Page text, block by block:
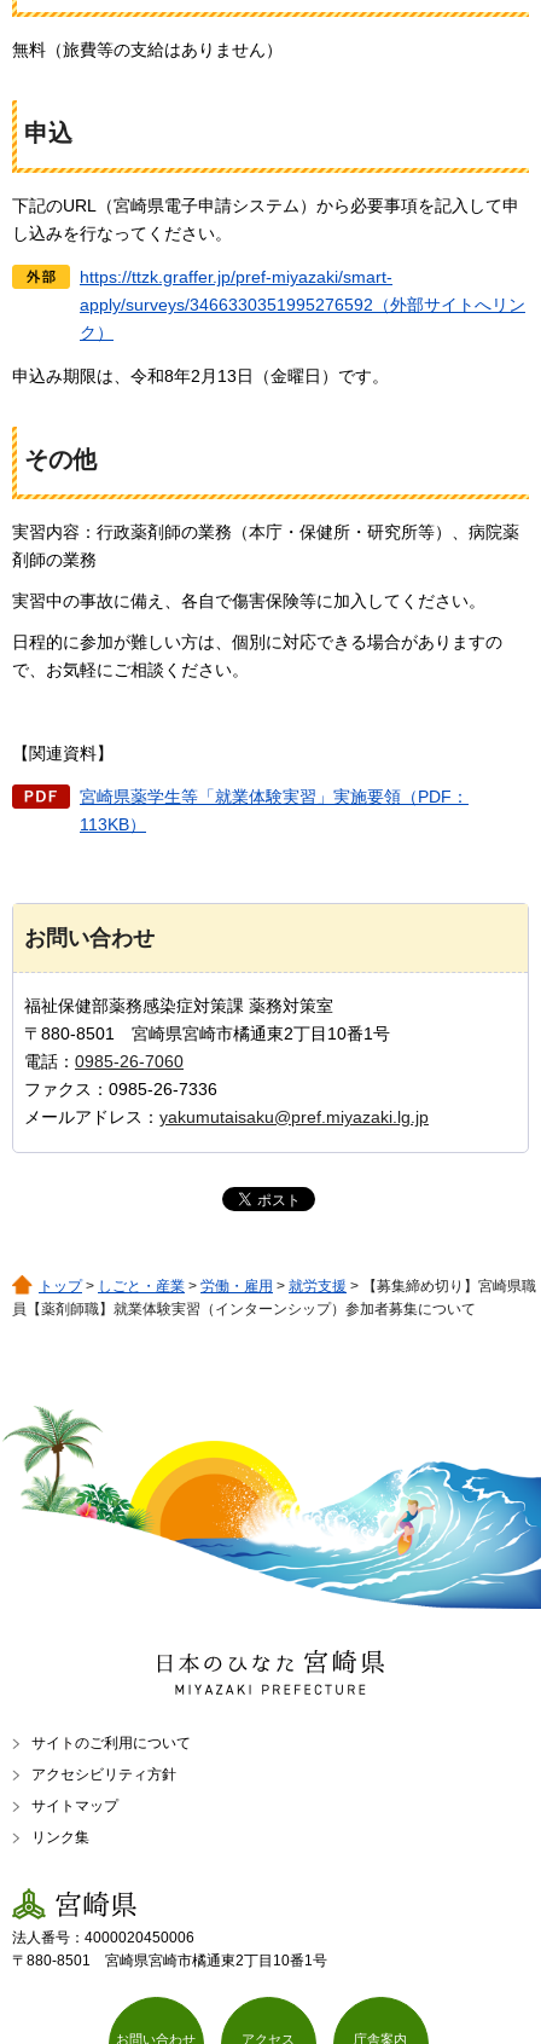
無料（旅費等の支給はありません）
申込
下記のURL（宮崎県電子申請システム）から必要事項を記入して申
し込みを行なってください。
https://ttzk.graffer.jp/pref-miyazaki/smart-
apply/surveys/3466330351995276592（外部サイトへリン
ク）
申込み期限は、令和8年2月13日（金曜日）です。
その他
実習内容：行政薬剤師の業務（本庁・保健所・研究所等）、病院薬
剤師の業務
実習中の事故に備え、各自で傷害保険等に加入してください。
日程的に参加が難しい方は、個別に対応できる場合がありますの
で、お気軽にご相談ください。
【関連資料】
宮崎県薬学生等「就業体験実習」実施要領（PDF：
113KB）
お問い合わせ
福祉保健部薬務感染症対策課 薬務対策室
〒880-8501 宮崎県宮崎市橘通東2丁目10番1号
電話： 0985-26-7060
ファクス：0985-26-7336
メールアドレス： yakumutaisaku@pref.miyazaki.lg.jp
トップ> しごと・産業 > 労働・雇用 > 就労支援 > 【募集締め切り】宮崎県職
員【薬剤師職】就業体験実習（インターンシップ）参加者募集について
日本のひなた 宮崎県
MIYAZAKI PREFECTURE
サイトのご利用について
アクセシビリティ方針
サイトマップ
リンク集
宮崎県
法人番号：4000020450006
〒880-8501 宮崎県宮崎市橘通東2丁目10番1号
お問い合わせ アクセス 庁舎案内